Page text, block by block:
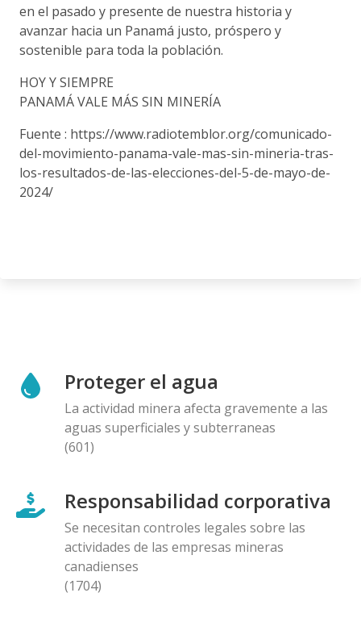
en el pasado y presente de nuestra historia y
avanzar hacia un Panamá justo, próspero y
sostenible para toda la población.
HOY Y SIEMPRE
PANAMÁ VALE MÁS SIN MINERÍA
Fuente : https://www.radiotemblor.org/comunicado-
del-movimiento-panama-vale-mas-sin-mineria-tras-
los-resultados-de-las-elecciones-del-5-de-mayo-de-
2024/
Proteger el agua
La actividad minera afecta gravemente a las
aguas superficiales y subterraneas
(601)
Responsabilidad corporativa
Se necesitan controles legales sobre las
actividades de las empresas mineras
canadienses
(1704)